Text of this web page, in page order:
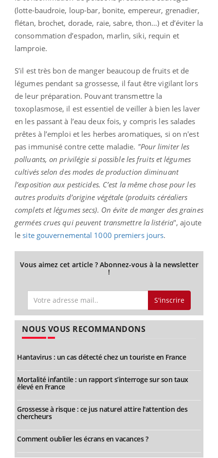
(lotte-baudroie, loup-bar, bonite, empereur, grenadier,
flétan, brochet, dorade, raie, sabre, thon…) et d’éviter la
consommation d’espadon, marlin, siki, requin et
lamproie.
S’il est très bon de manger beaucoup de fruits et de
légumes pendant sa grossesse, il faut être vigilant lors
de leur préparation. Pouvant transmettre la
toxoplasmose, il est essentiel de veiller à bien les laver
en les passant à l’eau deux fois, y compris les salades
prêtes à l’emploi et les herbes aromatiques, si on n'est
pas immunisé contre cette maladie. "Pour limiter les
polluants, on privilégie si possible les fruits et légumes
cultivés selon des modes de production diminuant
l’exposition aux pesticides. C’est la même chose pour les
autres produits d’origine végétale (produits céréaliers
complets et légumes secs). On évite de manger des graines
germées crues qui peuvent transmettre la listéria", ajoute
lesite gouvernemental 1000 premiers jours.
Vous aimez cet article ? Abonnez-vous à la newsletter
!
S'inscrire
NOUS VOUS RECOMMANDONS
Hantavirus : un cas détecté chez un touriste en France
Mortalité infantile : un rapport s’interroge sur son taux
élevé en France
Grossesse à risque : ce jus naturel attire l'attention des
chercheurs
Comment oublier les écrans en vacances ?